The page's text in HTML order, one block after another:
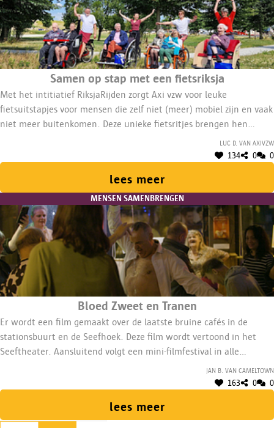
Samen op stap met een fietsriksja
Met het intitiatief RiksjaRijden zorgt Axi vzw voor leuke
fietsuitstapjes voor mensen die zelf niet (meer) mobiel zijn en vaak
niet meer buitenkomen. Deze unieke fietsritjes brengen hen
samen. Zo kunnen ze genieten van de omgeving en elkaarsLuc D. van AXIvzw
134 0 0
lees meer
MENSEN SAMENBRENGEN
Bloed Zweet en Tranen
Er wordt een film gemaakt over de laatste bruine cafés in de
stationsbuurt en de Seefhoek. Deze film wordt vertoond in het
Seeftheater. Aansluitend volgt een mini-filmfestival in alle
verschillende deelnemende bruine kroegen. Met vergoeding
Jan B. van Cameltown
163 0 0
lees meer